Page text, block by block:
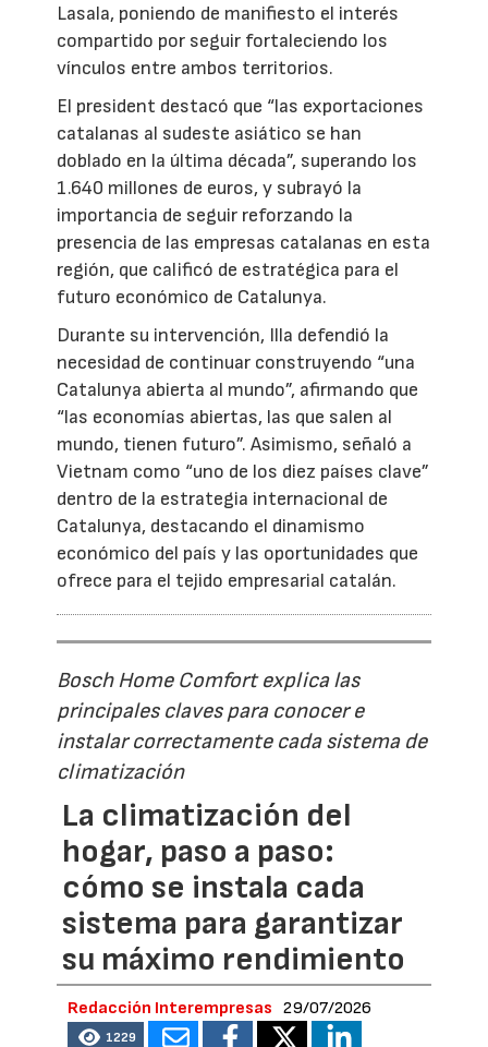
Lasala, poniendo de manifiesto el interés
compartido por seguir fortaleciendo los
vínculos entre ambos territorios.
El president destacó que “las exportaciones
catalanas al sudeste asiático se han
doblado en la última década”, superando los
1.640 millones de euros, y subrayó la
importancia de seguir reforzando la
presencia de las empresas catalanas en esta
región, que calificó de estratégica para el
futuro económico de Catalunya.
Durante su intervención, Illa defendió la
necesidad de continuar construyendo “una
Catalunya abierta al mundo”, afirmando que
“las economías abiertas, las que salen al
mundo, tienen futuro”. Asimismo, señaló a
Vietnam como “uno de los diez países clave”
dentro de la estrategia internacional de
Catalunya, destacando el dinamismo
económico del país y las oportunidades que
ofrece para el tejido empresarial catalán.
Bosch Home Comfort explica las
principales claves para conocer e
instalar correctamente cada sistema de
climatización
La climatización del
hogar, paso a paso:
cómo se instala cada
sistema para garantizar
su máximo rendimiento
Redacción Interempresas 29/07/2026
1229